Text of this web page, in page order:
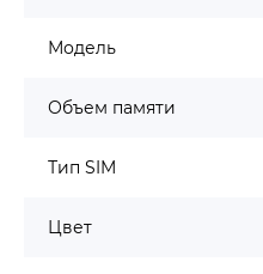
Модель
Объем памяти
Тип SIM
Цвет